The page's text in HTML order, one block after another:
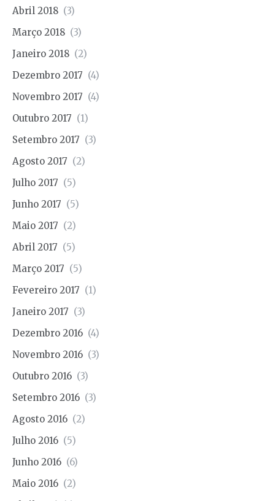
Abril 2018 (3)
Março 2018 (3)
Janeiro 2018 (2)
Dezembro 2017 (4)
Novembro 2017 (4)
Outubro 2017 (1)
Setembro 2017 (3)
Agosto 2017 (2)
Julho 2017 (5)
Junho 2017 (5)
Maio 2017 (2)
Abril 2017 (5)
Março 2017 (5)
Fevereiro 2017 (1)
Janeiro 2017 (3)
Dezembro 2016 (4)
Novembro 2016 (3)
Outubro 2016 (3)
Setembro 2016 (3)
Agosto 2016 (2)
Julho 2016 (5)
Junho 2016 (6)
Maio 2016 (2)